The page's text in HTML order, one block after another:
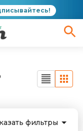
фильтры